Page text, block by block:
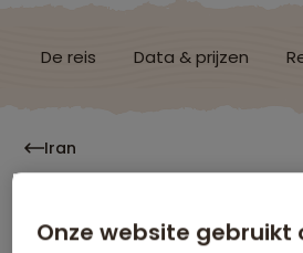
De reis Data & prijzen
Iran
Onze beoordelingen
Onze website gebruikt